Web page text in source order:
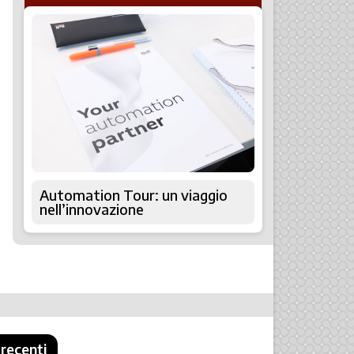
Automation Tour: un viaggio
nell’innovazione